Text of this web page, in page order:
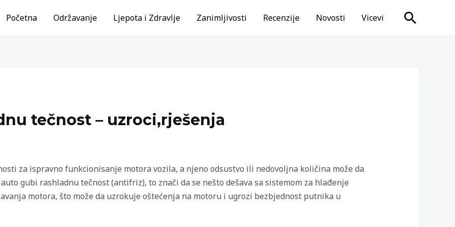
Početna Održavanje Ljepota i Zdravlje Zanimljivosti Recenzije Novosti Vicevi Search
tečnost – uzroci,rješenja
za ispravno funkcionisanje motora vozila, a njeno odsustvo ili nedovoljna količina može da
gubi rashladnu tečnost (antifriz), to znači da se nešto dešava sa sistemom za hlađenje
motora, što može da uzrokuje oštećenja na motoru i ugrozi bezbjednost putnika u